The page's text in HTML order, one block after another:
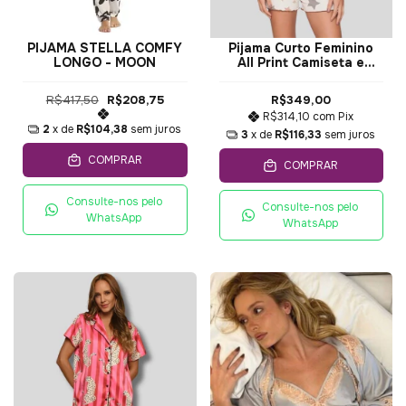
PIJAMA STELLA COMFY
LONGO - MOON
R$417,50 R$208,75
2 x de R$104,38 sem juros
COMPRAR
Consulte-nos pelo
WhatsApp
Pijama Curto Feminino
All Print Camiseta e
Lua Luá
R$349,00
R$314,10 com Pix
3 x de R$116,33 sem juros
COMPRAR
Consulte-nos pelo
WhatsApp